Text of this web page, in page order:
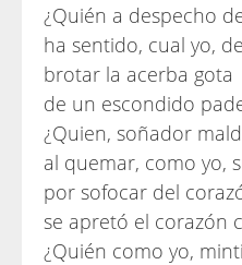
¿Quién a despecho
ha sentido, cual yo,
brotar la acerba gota
de un escondido
¿Quien, soñador
al quemar, como yo,
por sofocar del
se apretó el corazón
¿Quién como yo,